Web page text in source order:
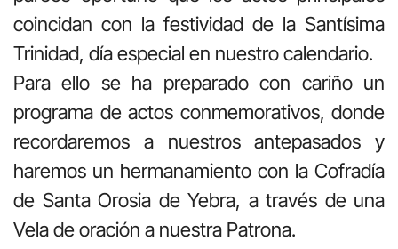
coincidan con la festividad de la Santísima
Trinidad, día especial en nuestro calendario.
Para ello se ha preparado con cariño un
programa de actos conmemorativos, donde
recordaremos a nuestros antepasados y
haremos un hermanamiento con la Cofradía
de Santa Orosia de Yebra, a través de una
Vela de oración a nuestra Patrona.